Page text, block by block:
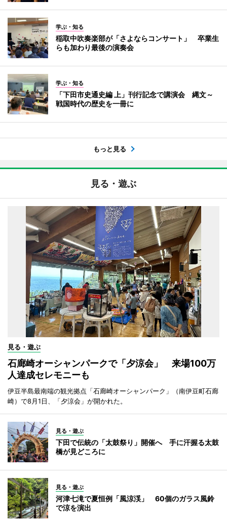
学ぶ・知る
稲取中吹奏楽部が「さよならコンサート」 卒業生
らも加わり最後の演奏会
学ぶ・知る
「下田市史通史編 上」刊行記念で講演会 縄文～
戦国時代の歴史を一冊に
もっと見る
見る・遊ぶ
見る・遊ぶ
石廊崎オーシャンパークで「夕涼会」 来場100万
人達成セレモニーも
伊豆半島最南端の観光拠点「石廊崎オーシャンパーク」（南伊豆町石廊
崎）で8月1日、「夕涼会」が開かれた。
見る・遊ぶ
下田で伝統の「太鼓祭り」開催へ 手に汗握る太鼓
橋が見どころに
見る・遊ぶ
河津七滝で夏恒例「風涼渓」 60個のガラス風鈴
で涼を演出